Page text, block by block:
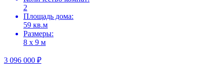
2
Площадь дома:
59 кв.м
Размеры:
8 х 9 м
3 096 000 ₽